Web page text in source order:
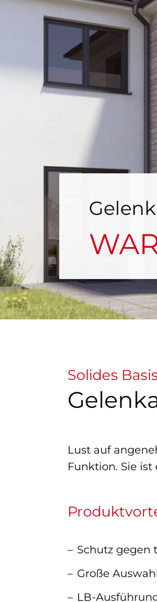
Solides
Lust auf
Funktion. Sie
Schutz gegen
Große
LB-